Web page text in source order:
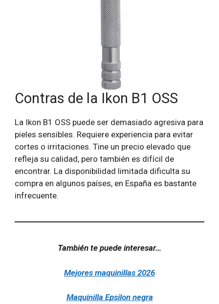
Contras de la Ikon B1 OSS
La Ikon B1 OSS puede ser demasiado agresiva para
pieles sensibles. Requiere experiencia para evitar
cortes o irritaciones. Tine un precio elevado que
refleja su calidad, pero también es difícil de
encontrar. La disponibilidad limitada dificulta su
compra en algunos países, en España es bastante
infrecuente.
También te puede interesar…
Mejores maquinillas 2026
Maquinilla Epsilon negra